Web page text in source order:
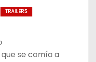
TRAILERS
se comía a